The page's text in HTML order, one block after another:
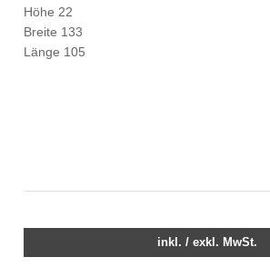
Höhe 22
Breite 133
Länge 105
inkl. / exkl. MwSt.